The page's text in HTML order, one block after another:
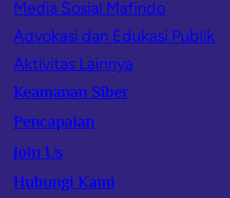
Media Sosial Mafindo
Advokasi dan Edukasi Publik
Aktivitas Lainnya
Keamanan Siber
Pencapaian
Join Us
Hubungi Kami